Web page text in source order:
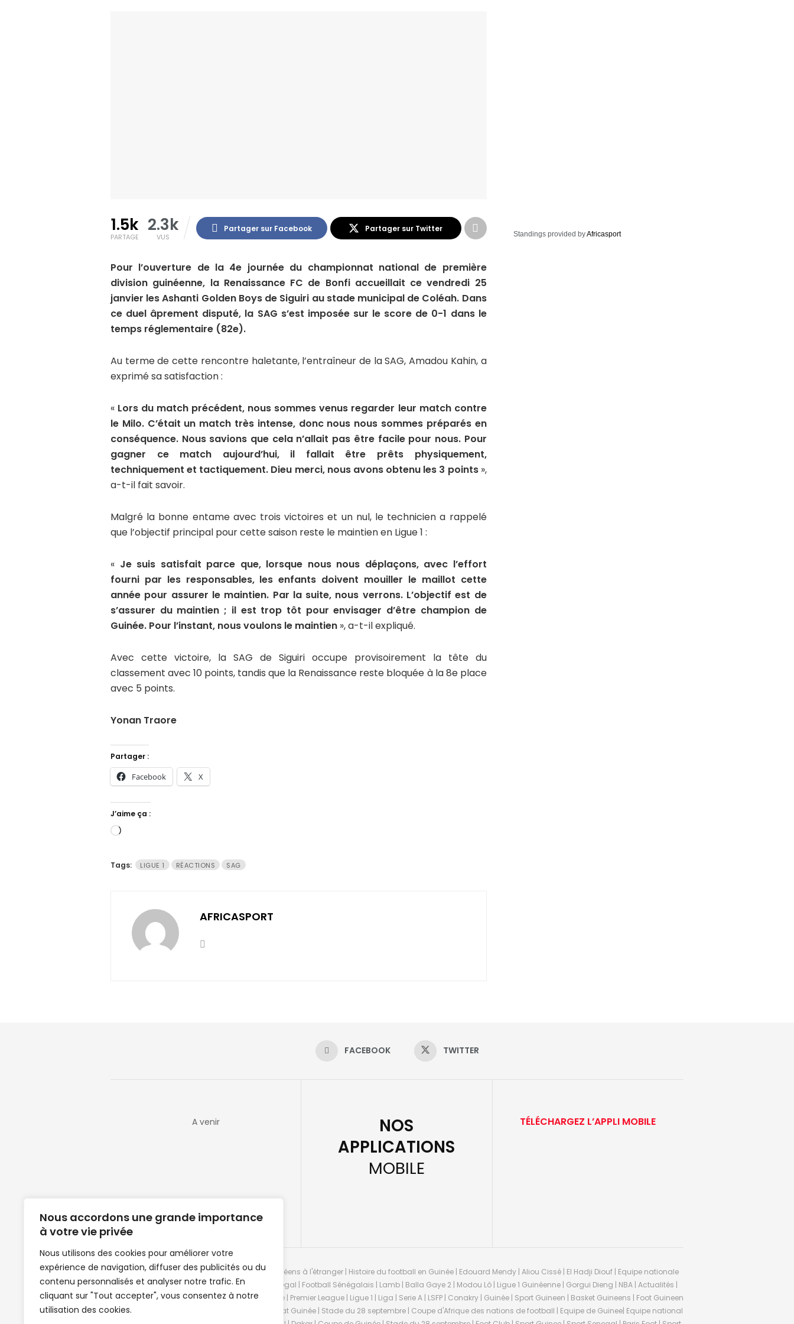
Nous accordons une grande importance
à votre vie privée
Nous utilisons des cookies pour améliorer votre
expérience de navigation, diffuser des publicités ou du
contenu personnalisés et analyser notre trafic. En
cliquant sur "Tout accepter", vous consentez à notre
utilisation des cookies.
1.5k
PARTAGE
2.3k
VUS
Partager sur Facebook Partager sur Twitter
Pour l’ouverture de la 4e journée du championnat national de première
division guinéenne, la Renaissance FC de Bonfi accueillait ce vendredi 25
janvier les Ashanti Golden Boys de Siguiri au stade municipal de Coléah. Dans
ce duel âprement disputé, la SAG s’est imposée sur le score de 0-1 dans le
temps réglementaire (82e).
Au terme de cette rencontre haletante, l’entraîneur de la SAG, Amadou Kahin, a
exprimé sa satisfaction :
« Lors du match précédent, nous sommes venus regarder leur match contre
le Milo. C’était un match très intense, donc nous nous sommes préparés en
conséquence. Nous savions que cela n’allait pas être facile pour nous. Pour
gagner ce match aujourd’hui, il fallait être prêts physiquement,
techniquement et tactiquement. Dieu merci, nous avons obtenu les 3 points»,
a-t-il fait savoir.
Malgré la bonne entame avec trois victoires et un nul, le technicien a rappelé
que l’objectif principal pour cette saison reste le maintien en Ligue 1 :
« Je suis satisfait parce que, lorsque nous nous déplaçons, avec l’effort
fourni par les responsables, les enfants doivent mouiller le maillot cette
année pour assurer le maintien. Par la suite, nous verrons. L’objectif est de
s’assurer du maintien ; il est trop tôt pour envisager d’être champion de
Guinée. Pour l’instant, nous voulons le maintien », a-t-il expliqué.
Avec cette victoire, la SAG de Siguiri occupe provisoirement la tête du
classement avec 10 points, tandis que la Renaissance reste bloquée à la 8e place
avec 5 points.
Yonan Traore
Partager :
Facebook X
J’aime ça :
Chargement…
Tags: LIGUE 1 RÉACTIONS SAG
AFRICASPORT
Standings provided byAfricasport
FACEBOOK TWITTER
A venir
NOS
APPLICATIONS
MOBILE
TÉLÉCHARGEZ L’APPLI MOBILE
Clubs de football en Guinée | Footballeurs guinéens à l'étranger | Histoire du football en Guinée | Edouard Mendy | Aliou Cissé | El Hadji Diouf | Equipe nationale
de Guinée de football | Mercato | Lions du Sénégal | Football Sénégalais | Lamb | Balla Gaye 2 | Modou Lô | Ligue 1 Guinéenne | Gorgui Dieng | NBA | Actualités |
News | Match en direct | But | Actualité au Guinée | Premier League | Ligue 1 | Liga | Serie A | LSFP | Conakry | Guinée | Sport Guineen | Basket Guineens | Foot Guineen
| Handball Guinee | Match Guinee | Championnat Guinée | Stade du 28 septembre | Coupe d'Afrique des nations de football | Equipe de Guinee| Equipe national